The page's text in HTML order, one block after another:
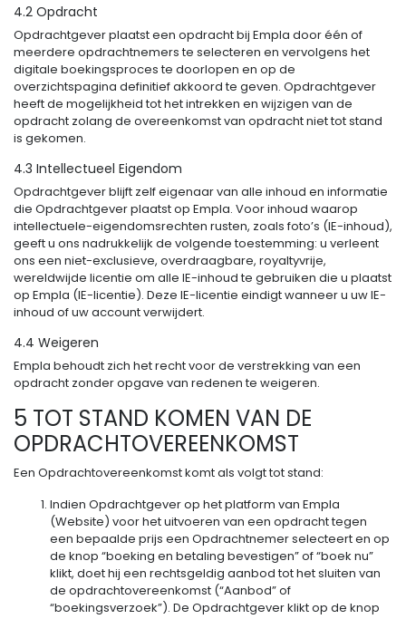
4.2 Opdracht
Opdrachtgever plaatst een opdracht bij Empla door één of
meerdere opdrachtnemers te selecteren en vervolgens het
digitale boekingsproces te doorlopen en op de
overzichtspagina definitief akkoord te geven. Opdrachtgever
heeft de mogelijkheid tot het intrekken en wijzigen van de
opdracht zolang de overeenkomst van opdracht niet tot stand
is gekomen.
4.3 Intellectueel Eigendom
Opdrachtgever blijft zelf eigenaar van alle inhoud en informatie
die Opdrachtgever plaatst op Empla. Voor inhoud waarop
intellectuele-eigendomsrechten rusten, zoals foto’s (IE-inhoud),
geeft u ons nadrukkelijk de volgende toestemming: u verleent
ons een niet-exclusieve, overdraagbare, royaltyvrije,
wereldwijde licentie om alle IE-inhoud te gebruiken die u plaatst
op Empla (IE-licentie). Deze IE-licentie eindigt wanneer u uw IE-
inhoud of uw account verwijdert.
4.4 Weigeren
Empla behoudt zich het recht voor de verstrekking van een
opdracht zonder opgave van redenen te weigeren.
5 TOT STAND KOMEN VAN DE
OPDRACHTOVEREENKOMST
Een Opdrachtovereenkomst komt als volgt tot stand:
Indien Opdrachtgever op het platform van Empla
(Website) voor het uitvoeren van een opdracht tegen
een bepaalde prijs een Opdrachtnemer selecteert en op
de knop “boeking en betaling bevestigen” of “boek nu”
klikt, doet hij een rechtsgeldig aanbod tot het sluiten van
de opdrachtovereenkomst (“Aanbod” of
“boekingsverzoek”). De Opdrachtgever klikt op de knop